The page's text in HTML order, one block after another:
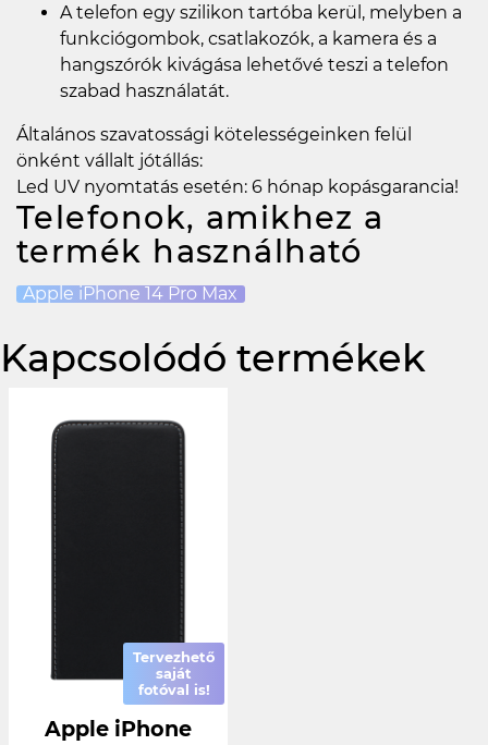
A telefon egy szilikon tartóba kerül, melyben a
funkciógombok, csatlakozók, a kamera és a
hangszórók kivágása lehetővé teszi a telefon
szabad használatát.
Általános szavatossági kötelességeinken felül
önként vállalt jótállás:
Led UV nyomtatás esetén: 6 hónap kopásgarancia!
Telefonok, amikhez a
termék használható
Apple iPhone 14 Pro Max
Kapcsolódó termékek
Tervezhető
saját
fotóval is!
Apple iPhone